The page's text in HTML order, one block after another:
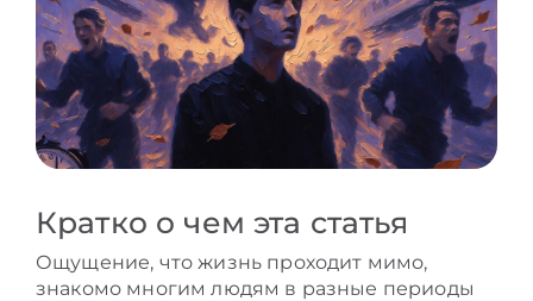
Кратко о чем эта статья
Ощущение, что жизнь проходит мимо,
знакомо многим людям в разные периоды